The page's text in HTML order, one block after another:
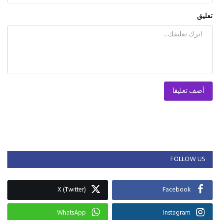
تعليق
أضف تعليقا
FOLLOW US
Facebook
X (Twitter)
Instagram
WhatsApp